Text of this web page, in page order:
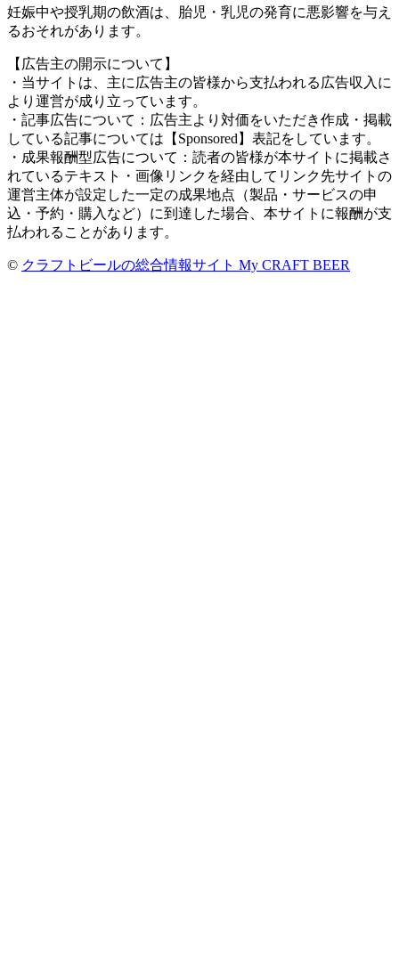
妊娠中や授乳期の飲酒は、胎児・乳児の発育に悪影響を与え
るおそれがあります。
【広告主の開示について】
・当サイトは、主に広告主の皆様から支払われる広告収入に
より運営が成り立っています。
・記事広告について：広告主より対価をいただき作成・掲載
している記事については【Sponsored】表記をしています。
・成果報酬型広告について：読者の皆様が本サイトに掲載さ
れているテキスト・画像リンクを経由してリンク先サイトの
運営主体が設定した一定の成果地点（製品・サービスの申
込・予約・購入など）に到達した場合、本サイトに報酬が支
払われることがあります。
© クラフトビールの総合情報サイト My CRAFT BEER